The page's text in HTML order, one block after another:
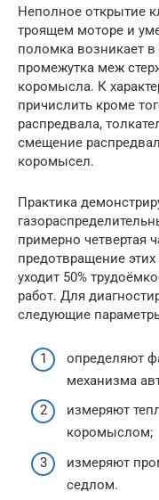
Неполное открытие
троящем моторе и
поломка возникает в
промежутка меж
коромысла. К
причислить кроме
распредвала,
смещение
коромысел.
Практика
примерно четвертая
предотвращение
уходит 50%
работ. Для
следующие
определяют
механизма
измеряют
коромыслом;
измеряют
седлом.